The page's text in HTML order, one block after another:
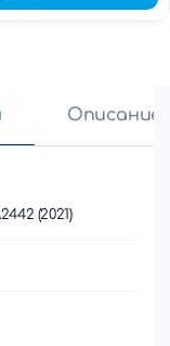
Описание
(2021)